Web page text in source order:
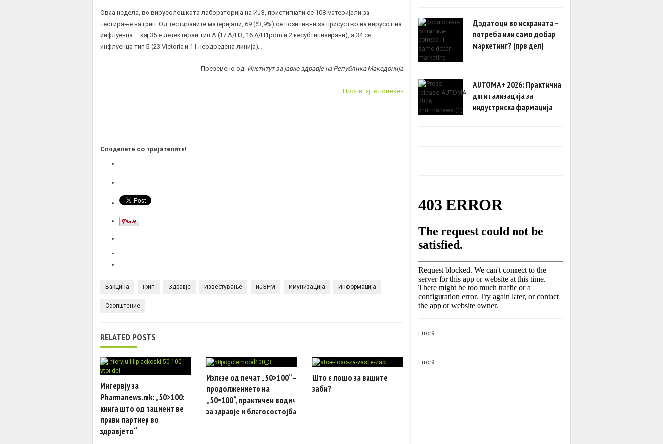
Оваа недела, во вирусолошката лабораторија на ИЈЗ, пристигнати се 108 материјали за
тестирање на грип. Од тестираните материјали, 69 (63,9%) се позитивни за присуство на вирусот на
инфлуенца – кај 35 е детектиран тип А (17 A/H3, 16 A/H1pdm и 2 несубтипизирани), а 34 се
инфлуенца тип Б (23 Victoria и 11 неодредена линија)…
Преземено од: Институт за јавно здравје на Република Македонија
Прочитајте повеќе»
Споделете со пријателите!
Вакцина Грип Здравје Известување ИЈЗРМ Имунизација Информација
Соопштение
RELATED POSTS
Интервју за
Pharmanews.mk: „50>100:
книга што од пациент ве
прави партнер во
здравјето“
Излезе од печат „50>100“ –
продолжението на
„50=100“, практичен водич
за здравје и благосостојба
Што е лошо за вашите
заби?
Додатоци во исхраната –
потреба или само добар
маркетинг? (прв дел)
AUTOMA+ 2026: Практична
дигитализација за
индустриска фармација
Error9
Error9